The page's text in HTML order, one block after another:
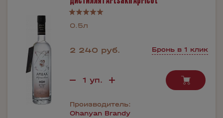
0.5л
2 240 руб. Бронь в 1 клик
Производитель:
Ohanyan Brandy